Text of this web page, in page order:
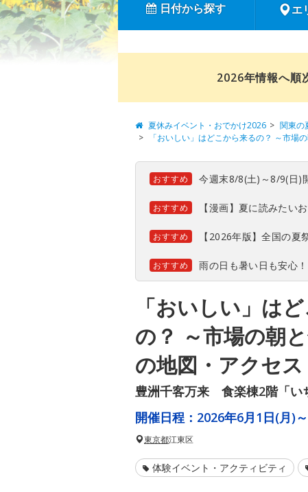
日付から探す エ
2026年情報へ順
夏休みイベント・おでかけ2026 関東の
「おいしい」はどこから来るの？ ～市場
おすすめ 今週末8/8(土)～8/9(日)
おすすめ 【漫画】夏に読みたい
おすすめ 【2026年版】全国の夏
おすすめ 雨の日も暑い日も安心
「おいしい」は
の？ ～市場の朝
の地図・アクセス
豊洲千客万来 食楽棟2階「い
開催日程： 2026年6月1日(月)
東京都江東区
体験イベント・アクティビティ